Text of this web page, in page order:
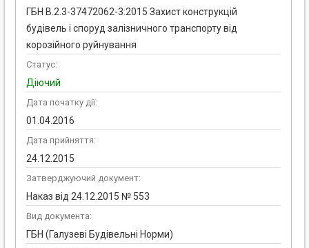
ГБН В.2.3-37472062-3:2015 Захист конструкцій
будівель і споруд залізничного транспорту від
корозійного руйнування
Статус:
Діючий
Дата початку дії:
01.04.2016
Дата прийняття:
24.12.2015
Затверджуючий документ:
Наказ від 24.12.2015 № 553
Вид документа:
ГБН (Галузеві Будівельні Норми)